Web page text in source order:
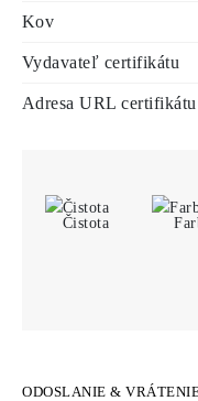
Kov
Vydavateľ certifikátu
Adresa URL certifikátu
Čistota
ODOSLANIE &